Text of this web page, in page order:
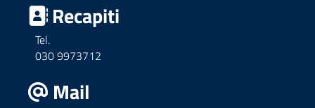
Recapiti
Tel.
030 9973712
Mail